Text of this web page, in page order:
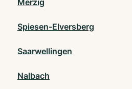
Merzig
Spiesen-Elversberg
Saarwellingen
Nalbach